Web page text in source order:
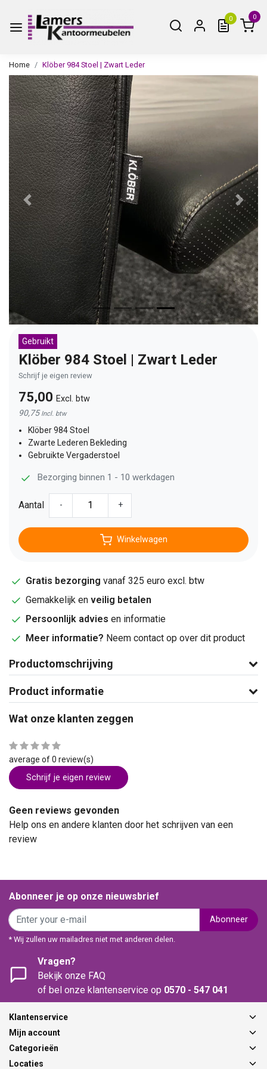
0 0
Home Klöber 984 Stoel | Zwart Leder
Vorige
Gebruikt
Klöber 984 Stoel | Zwart Leder
Schrijf je eigen review
75,00 Excl. btw
90,75Incl. btw
Klöber 984 Stoel
Zwarte Lederen Bekleding
Gebruikte Vergaderstoel
Bezorging binnen 1 - 10 werkdagen
Aantal - +
Winkelwagen
Gratis bezorging vanaf 325 euro excl. btw
Gemakkelijk en veilig betalen
Persoonlijk advies en informatie
Meer informatie? Neem contact op over dit product
Productomschrijving
Product informatie
Wat onze klanten zeggen
average of 0 review(s)
Schrijf je eigen review
Geen reviews gevonden
Help ons en andere klanten door het schrijven van een
review
Abonneer je op onze nieuwsbrief
Abonneer
* Wij zullen uw mailadres niet met anderen delen.
Vragen?
Bekijk onze FAQ
of bel onze klantenservice op 0570 - 547 041
Klantenservice
Mijn account
Categorieën
Locaties